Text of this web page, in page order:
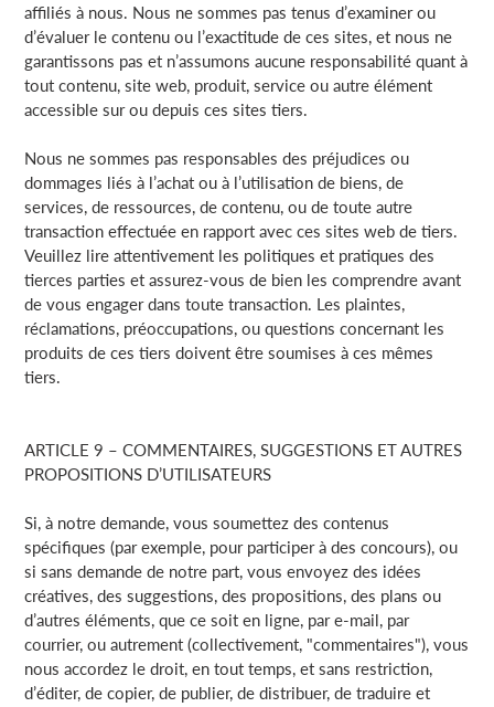
affiliés à nous. Nous ne sommes pas tenus d’examiner ou
d’évaluer le contenu ou l’exactitude de ces sites, et nous ne
garantissons pas et n’assumons aucune responsabilité quant à
tout contenu, site web, produit, service ou autre élément
accessible sur ou depuis ces sites tiers.
Nous ne sommes pas responsables des préjudices ou
dommages liés à l’achat ou à l’utilisation de biens, de
services, de ressources, de contenu, ou de toute autre
transaction effectuée en rapport avec ces sites web de tiers.
Veuillez lire attentivement les politiques et pratiques des
tierces parties et assurez-vous de bien les comprendre avant
de vous engager dans toute transaction. Les plaintes,
réclamations, préoccupations, ou questions concernant les
produits de ces tiers doivent être soumises à ces mêmes
tiers.
ARTICLE 9 – COMMENTAIRES, SUGGESTIONS ET AUTRES
PROPOSITIONS D’UTILISATEURS
Si, à notre demande, vous soumettez des contenus
spécifiques (par exemple, pour participer à des concours), ou
si sans demande de notre part, vous envoyez des idées
créatives, des suggestions, des propositions, des plans ou
d’autres éléments, que ce soit en ligne, par e-mail, par
courrier, ou autrement (collectivement, "commentaires"), vous
nous accordez le droit, en tout temps, et sans restriction,
d’éditer, de copier, de publier, de distribuer, de traduire et